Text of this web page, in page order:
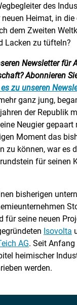
des
Heimat, in die
dem Zweiten
Lacken zu tüfteln?
Newsletter für
Abonnieren
zu unseren
ganz jung,
der Republik
Neugier gepaart
Moment das
zu können, war es
für seinen
bisherigen
für seine neuen
Isovolta
AG. Seit
heimischer
werden.